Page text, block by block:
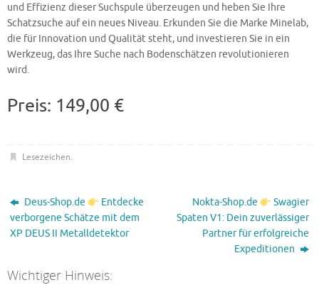
und Effizienz dieser Suchspule überzeugen und heben Sie Ihre
Schatzsuche auf ein neues Niveau. Erkunden Sie die Marke Minelab,
die für Innovation und Qualität steht, und investieren Sie in ein
Werkzeug, das Ihre Suche nach Bodenschätzen revolutionieren
wird.
Preis: 149,00 €
Lesezeichen.
Deus-Shop.de
Entdecke
verborgene Schätze mit dem
XP DEUS II Metalldetektor
Nokta-Shop.de
Swagier
Spaten V1: Dein zuverlässiger
Partner für erfolgreiche
Expeditionen
Wichtiger Hinweis: